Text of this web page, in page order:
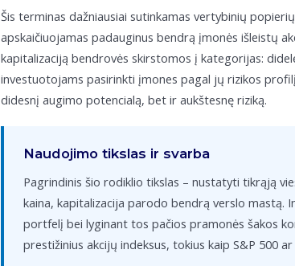
Šis terminas dažniausiai sutinkamas vertybinių
apskaičiuojamas padauginus bendrą įmonės išleistų
kapitalizaciją bendrovės skirstomos į kategorijas:
investuotojams pasirinkti įmones pagal jų rizikos
didesnį augimo potencialą, bet ir aukštesnę riziką.
Naudojimo tikslas ir svarba
Pagrindinis šio rodiklio tikslas – nustatyti tikrąją
kaina, kapitalizacija parodo bendrą verslo
portfelį bei lyginant tos pačios pramonės šakos
prestižinius akcijų indeksus, tokius kaip S&P 500 ar